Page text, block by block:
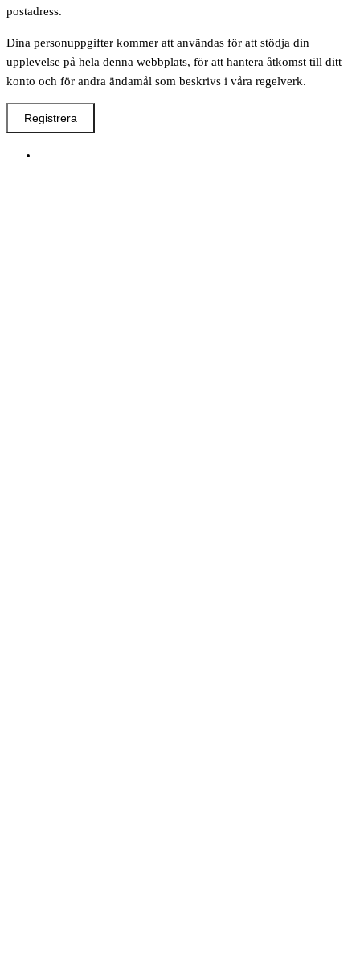
postadress.
Dina personuppgifter kommer att användas för att stödja din
upplevelse på hela denna webbplats, för att hantera åtkomst till ditt
konto och för andra ändamål som beskrivs i våra regelverk.
Registrera